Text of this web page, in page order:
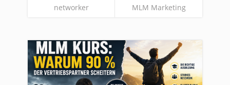
networker MLM Marketing